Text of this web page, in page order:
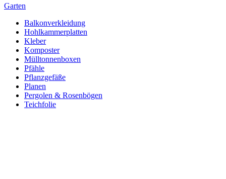
Garten
Balkonverkleidung
Hohlkammerplatten
Kleber
Komposter
Mülltonnenboxen
Pfähle
Pflanzgefäße
Planen
Pergolen & Rosenbögen
Teichfolie